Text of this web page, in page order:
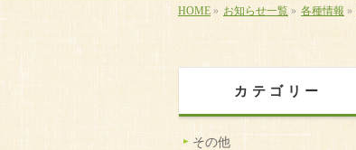
HOME » お知らせ一覧 » 各種情報 »
カテゴリー
その他